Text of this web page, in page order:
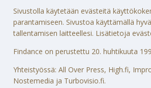
Sivustolla käytetään evästeitä
parantamiseen. Sivustoa käyttämällä
tallentamisen laitteellesi. Lisätietoja
Findance on perustettu 20. huhtikuuta
Yhteistyössä: All Over Press, High.fi,
Nostemedia ja Turbovisio.fi.